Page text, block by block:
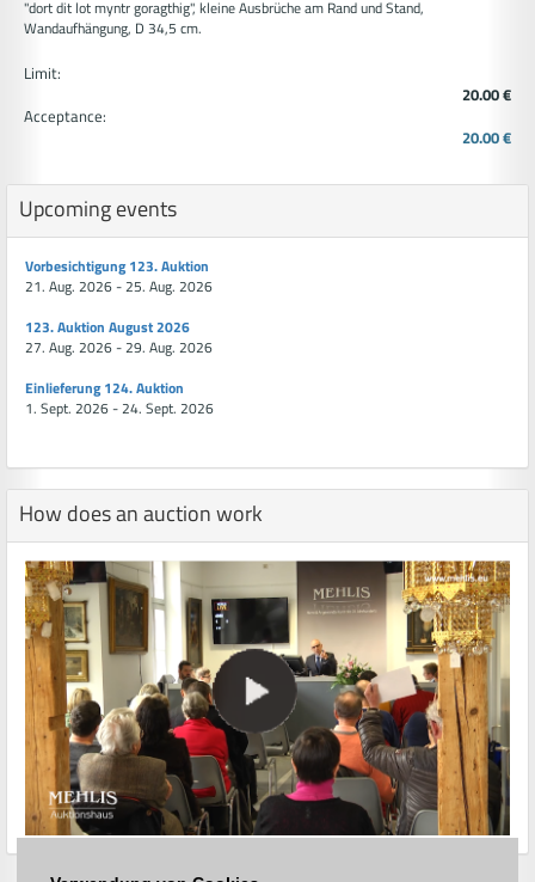
"dort dit lot myntr goragthig", kleine Ausbrüche am Rand und Stand,
Wandaufhängung, D 34,5 cm.
Limit:
20.00 €
Acceptance:
20.00 €
Upcoming events
Vorbesichtigung 123. Auktion
21. Aug. 2026 - 25. Aug. 2026
123. Auktion August 2026
27. Aug. 2026 - 29. Aug. 2026
Einlieferung 124. Auktion
1. Sept. 2026 - 24. Sept. 2026
How does an auction work